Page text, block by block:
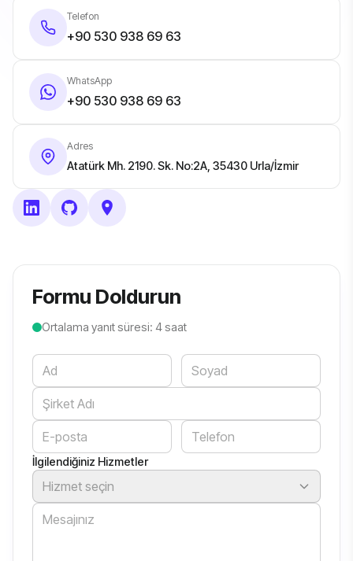
Telefon
+90 530 938 69 63
WhatsApp
+90 530 938 69 63
Adres
Atatürk Mh. 2190. Sk. No:2A, 35430 Urla/İzmir
Formu Doldurun
Ortalama yanıt süresi: 4 saat
İlgilendiğiniz Hizmetler
Hizmet seçin
Website